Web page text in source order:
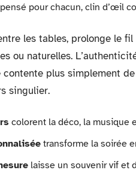
pour chacun, clin d’œil
les tables, prolonge le
ou naturelles.
contente plus simplement
singulier.
colorent la déco, la musique
transforme la soirée
laisse un souvenir vif et